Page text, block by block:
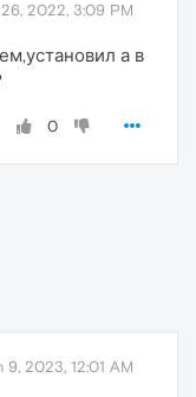
2022, 3:09 PM
а в
0
9, 2023, 12:01 AM